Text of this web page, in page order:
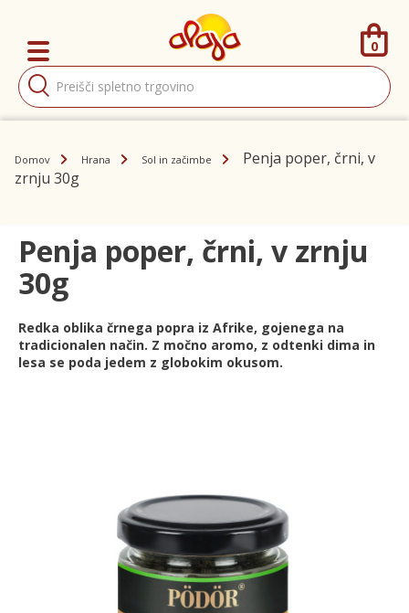
Products
search
0
Domov Hrana Sol in začimbe
Penja poper, črni, v
zrnju 30g
Penja poper, črni, v zrnju
30g
Redka oblika črnega popra iz Afrike, gojenega na
tradicionalen način. Z močno aromo, z odtenki dima in
lesa se poda jedem z globokim okusom.